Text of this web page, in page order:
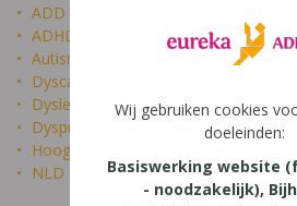
ADD
ADHD
Autisme
Dyscalculie
Dyslexie
Dyspraxie
Hoogbegaafdheid
NLD
Wij gebruiken cookies
doeleinden:
Basiswerking website
- noodzakelijk),